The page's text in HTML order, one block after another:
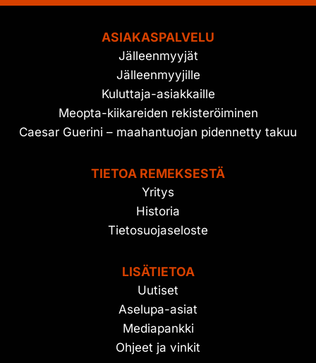
ASIAKASPALVELU
Jälleenmyyjät
Jälleenmyyjille
Kuluttaja-asiakkaille
Meopta-kiikareiden rekisteröiminen
Caesar Guerini – maahantuojan pidennetty takuu
TIETOA REMEKSESTÄ
Yritys
Historia
Tietosuojaseloste
LISÄTIETOA
Uutiset
Aselupa-asiat
Mediapankki
Ohjeet ja vinkit